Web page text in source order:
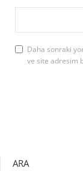
Daha sonraki
ve site adresim
ARA